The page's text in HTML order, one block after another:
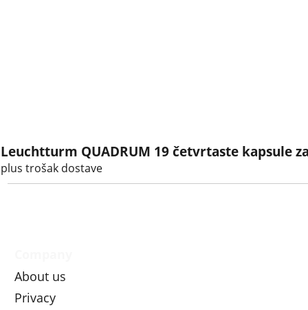
Leuchtturm QUADRUM 19 četvrtaste kapsule
plus trošak dostave
About us
Privacy